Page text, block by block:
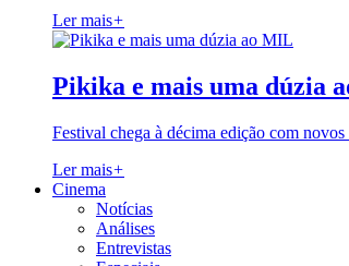
Ler mais+
Pikika e mais uma dúzia
Festival chega à décima edição com
Ler mais+
Cinema
Notícias
Análises
Entrevistas